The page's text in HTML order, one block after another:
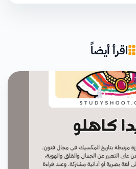
اقرأ أيضاً